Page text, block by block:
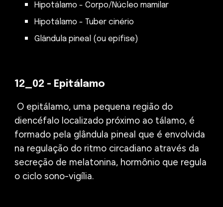
Hipotálamo - Corpo/Núcleo mamilar
Hipotálamo - Tuber cinério
Glândula pineal (ou epífise)
12_02 - Epitálamo
O epitálamo, uma pequena região do
diencéfalo localizado próximo ao tálamo, é
formado pela glândula pineal que é envolvida
na regulação do ritmo circadiano através da
secreção de melatonina, hormônio que regula
o ciclo sono-vigília.